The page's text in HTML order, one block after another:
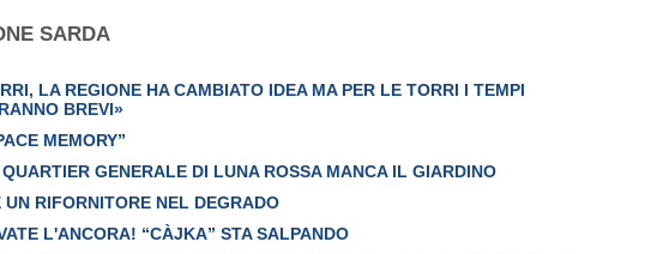
SARDA
LA REGIONE HA CAMBIATO IDEA MA PER LE TORRI I TEMPI
BREVI»
MEMORY”
GENERALE DI LUNA ROSSA MANCA IL GIARDINO
UN RIFORNITORE NEL DEGRADO
L'ANCORA! “CÀJKA” STA SALPANDO